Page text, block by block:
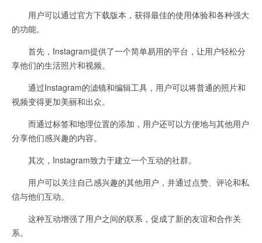
用户可以通过官方下载版本，获得最佳的使用体验和各种强大
的功能。
首先，Instagram提供了一个简单易用的平台，让用户轻松分
享他们的生活照片和视频。
通过Instagram的滤镜和编辑工具，用户可以将普通的照片和
视频变得更加美丽和出众。
而通过标签和地理位置的添加，用户还可以方便地与其他用户
分享他们感兴趣的内容。
其次，Instagram致力于建立一个互动的社群。
用户可以关注自己感兴趣的其他用户，并通过点赞、评论和私
信与他们互动。
这种互动增强了用户之间的联系，促成了新的友谊和合作关
系。